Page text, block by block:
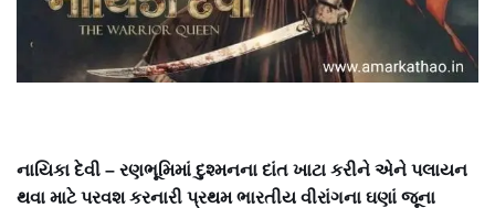
નાયિકા દેવી – રણભૂમિમાં દુશ્મનના દાંત ખાટા કરીને એને પલાયન
થવા માટે પરવશ કરનારી પ્રથમ ભારતીય વીરાંગના ઘણાં જૂના